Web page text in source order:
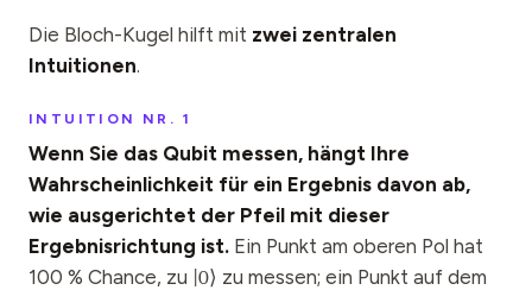
Die Bloch-Kugel hilft mit zwei zentralen
Intuitionen.
INTUITION NR. 1
Wenn Sie das Qubit messen, hängt Ihre
Wahrscheinlichkeit für ein Ergebnis davon ab,
wie ausgerichtet der Pfeil mit dieser
Ergebnisrichtung ist. Ein Punkt am oberen Pol hat
100 % Chance, zu 0⟩ zu messen; ein Punkt auf dem